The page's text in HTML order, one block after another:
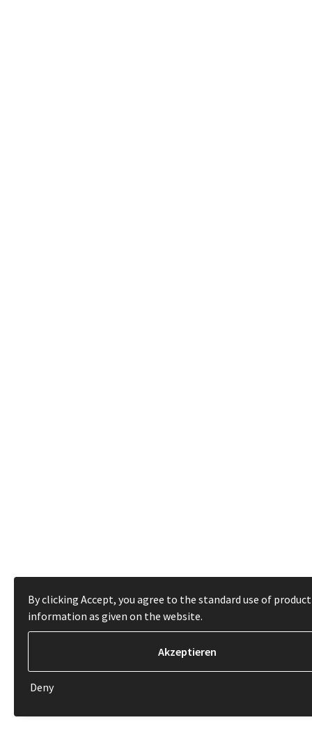
By clicking Accept, you agree to the standard use of product
information as given on the website.
Deny